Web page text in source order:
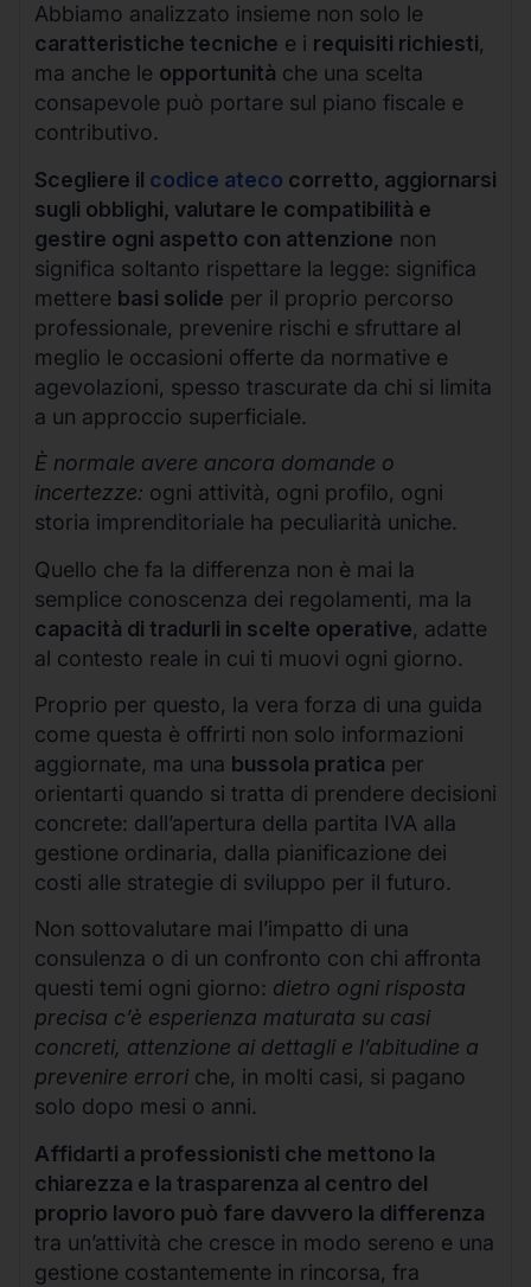
Abbiamo analizzato insieme non solo le
caratteristiche tecniche e i requisiti richiesti,
ma anche le opportunità che una scelta
consapevole può portare sul piano fiscale e
contributivo.
Scegliere il codice ateco corretto, aggiornarsi
sugli obblighi, valutare le compatibilità e
gestire ogni aspetto con attenzione non
significa soltanto rispettare la legge: significa
mettere basi solide per il proprio percorso
professionale, prevenire rischi e sfruttare al
meglio le occasioni offerte da normative e
agevolazioni, spesso trascurate da chi si limita
a un approccio superficiale.
È normale avere ancora domande o
incertezze: ogni attività, ogni profilo, ogni
storia imprenditoriale ha peculiarità uniche.
Quello che fa la differenza non è mai la
semplice conoscenza dei regolamenti, ma la
capacità di tradurli in scelte operative, adatte
al contesto reale in cui ti muovi ogni giorno.
Proprio per questo, la vera forza di una guida
come questa è offrirti non solo informazioni
aggiornate, ma una bussola pratica per
orientarti quando si tratta di prendere decisioni
concrete: dall’apertura della partita IVA alla
gestione ordinaria, dalla pianificazione dei
costi alle strategie di sviluppo per il futuro.
Non sottovalutare mai l’impatto di una
consulenza o di un confronto con chi affronta
questi temi ogni giorno: dietro ogni risposta
precisa c’è esperienza maturata su casi
concreti, attenzione ai dettagli e l’abitudine a
prevenire errori che, in molti casi, si pagano
solo dopo mesi o anni.
Affidarti a professionisti che mettono la
chiarezza e la trasparenza al centro del
proprio lavoro può fare davvero la differenza
tra un’attività che cresce in modo sereno e una
gestione costantemente in rincorsa, fra